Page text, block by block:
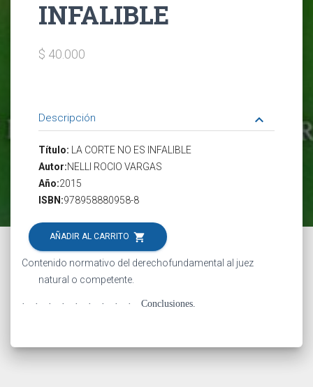
INFALIBLE
$ 40.000
Descripción keyboard_arrow_down
Título: LA CORTE NO ES INFALIBLE
Autor:NELLI ROCIO VARGAS
Año:2015
ISBN:978958880958-8
AÑADIR AL CARRITO shopping_cart
Contenido normativo del derechofundamental al juez
natural o competente.
· · · · · · · · · Conclusiones.